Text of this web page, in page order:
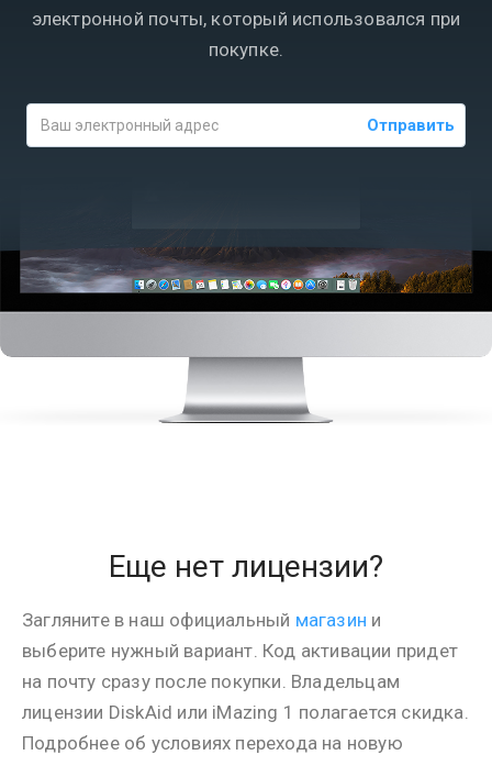
электронной почты, который использовался при
покупке.
Отправить
Еще нет лицензии?
Загляните в наш официальный магазин и
выберите нужный вариант. Код активации придет
на почту сразу после покупки. Владельцам
лицензии DiskAid или iMazing 1 полагается скидка.
Подробнее об условиях перехода на новую